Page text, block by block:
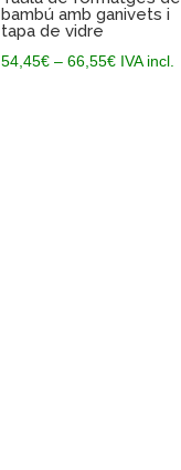
bambú amb ganivets i
tapa de vidre
54,45€ – 66,55€Interval
IVA incl.